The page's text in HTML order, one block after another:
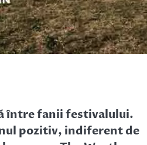
între fanii festivalului.
pozitiv, indiferent de